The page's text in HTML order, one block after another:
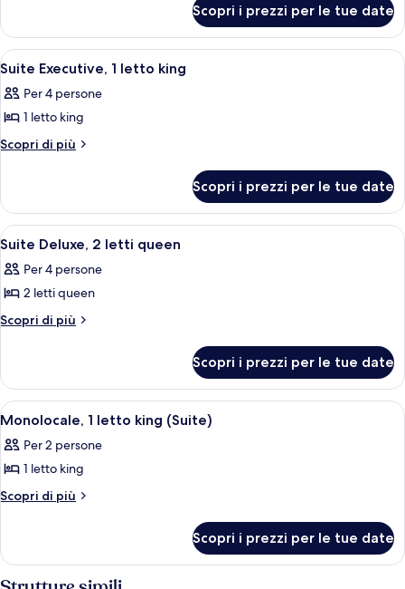
letto
king
1
letto
king
Scopri i prezzi per le tue date
Apri
tutte
le
foto
per
1
letto
king
Una cucina moderna con un piano
7
Suite Executive, 1 letto king
Per 4 persone
1 letto king
Scopri di più
Altri
Executive,
letto
Scopri i prezzi per le tue date
Apri
tutte
le
foto
per
2
letti
queen
Una camera d'albergo con due letti,
12
Suite Deluxe, 2 letti queen
Per 4 persone
2 letti queen
Scopri di più
Altri
Deluxe,
letti
Scopri i prezzi per le tue date
Apri
tutte
le
foto
per
letto
king
Monolocale, 1 letto king (Suite) |
12
Monolocale, 1 letto king (Suite)
Per 2 persone
1 letto king
Scopri di più
Altri
1
Scopri i prezzi per le tue date